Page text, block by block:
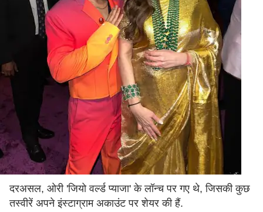
दरअसल, ओरी 'जियो वर्ल्ड प्याजा' के लॉन्च पर गए थे, जिसकी कुछ
तस्वीरें अपने इंस्टाग्राम अकाउंट पर शेयर की हैं.